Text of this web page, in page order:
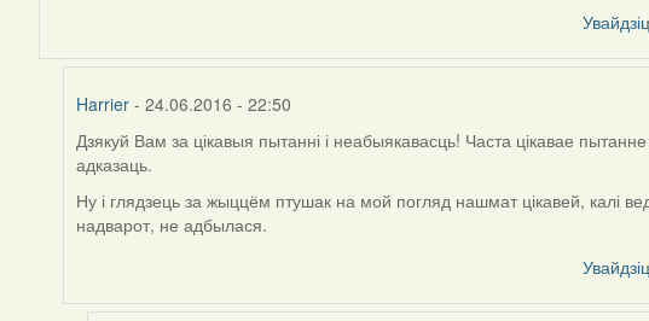
Harrier - 24.06.2016 - 22:50
In
reply
to
by
Дзякуй Вам за цікавыя пытанні і неабыякавасць! Часта цікавае
адказаць.
Ну і глядзець за жыццём птушак на мой погляд нашмат цікавей, калі
надварот, не адбылася.